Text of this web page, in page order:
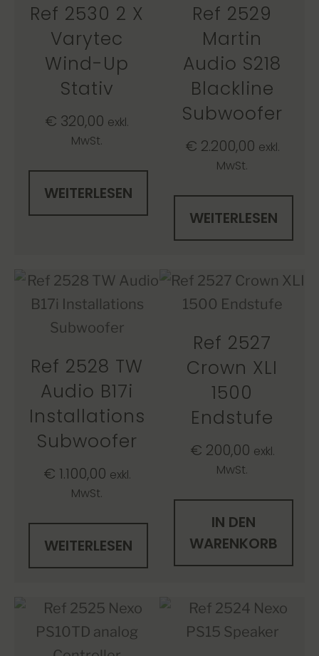
Ref 2530 2 X
Varytec
Wind-Up
Stativ
€ 320,00 exkl.
MwSt.
WEITERLESEN
Ref 2529
Martin
Audio S218
Blackline
Subwoofer
€ 2.200,00 exkl.
MwSt.
WEITERLESEN
Ref 2528 TW
Audio B17i
Installations
Subwoofer
€ 1.100,00 exkl.
MwSt.
WEITERLESEN
Ref 2527
Crown XLI
1500
Endstufe
€ 200,00 exkl.
MwSt.
IN DEN
WARENKORB